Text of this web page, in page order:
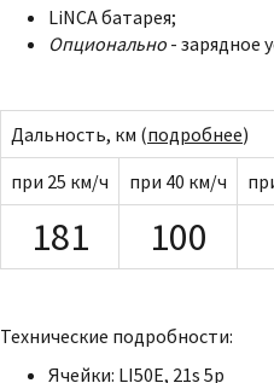
LiNCA батарея;
Опционально - зарядное
Дальность, км (подробнее)
при 25 км/ч
при 40 км/ч
181 100
Технические подробности:
Ячейки: LI50E, 21s 5p